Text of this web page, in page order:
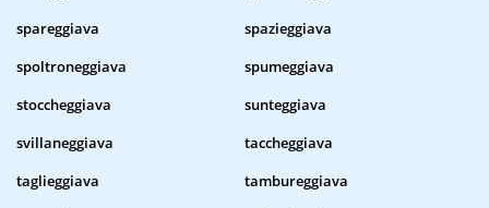
spareggiava
spazieggiava
spoltroneggiava
spumeggiava
stoccheggiava
sunteggiava
svillaneggiava
taccheggiava
taglieggiava
tambureggiava